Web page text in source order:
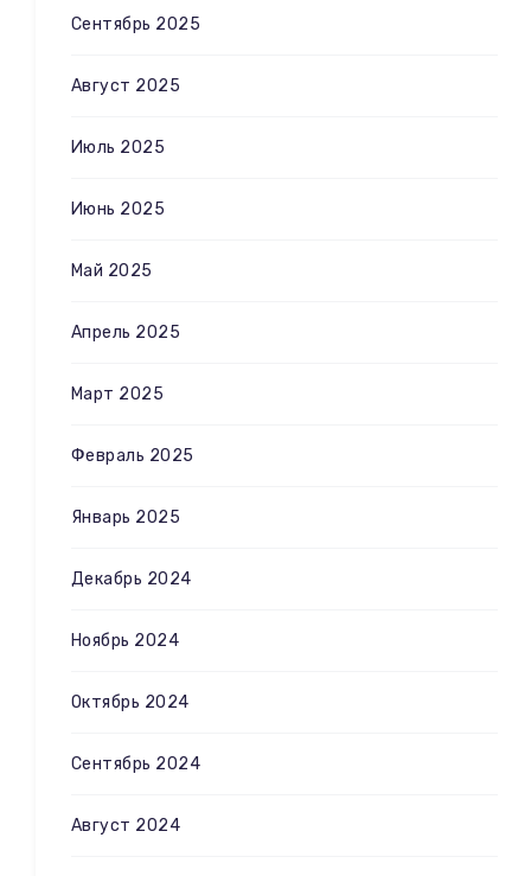
Сентябрь 2025
Август 2025
Июль 2025
Июнь 2025
Май 2025
Апрель 2025
Март 2025
Февраль 2025
Январь 2025
Декабрь 2024
Ноябрь 2024
Октябрь 2024
Сентябрь 2024
Август 2024